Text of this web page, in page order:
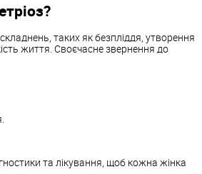
таких як безпліддя, утворення
життя. Своєчасне звернення до
та лікування, щоб кожна жінка